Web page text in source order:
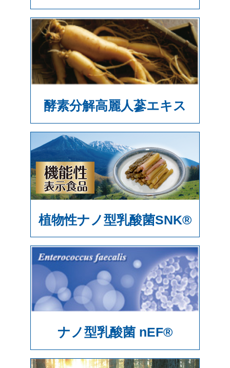
酵素分解高麗人蔘エキス
植物性ナノ型乳酸菌SNK®
ナノ型乳酸菌 nEF®